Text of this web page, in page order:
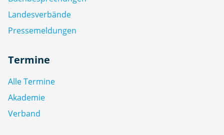
Landesverbände
Pressemeldungen
Termine
Alle Termine
Akademie
Verband